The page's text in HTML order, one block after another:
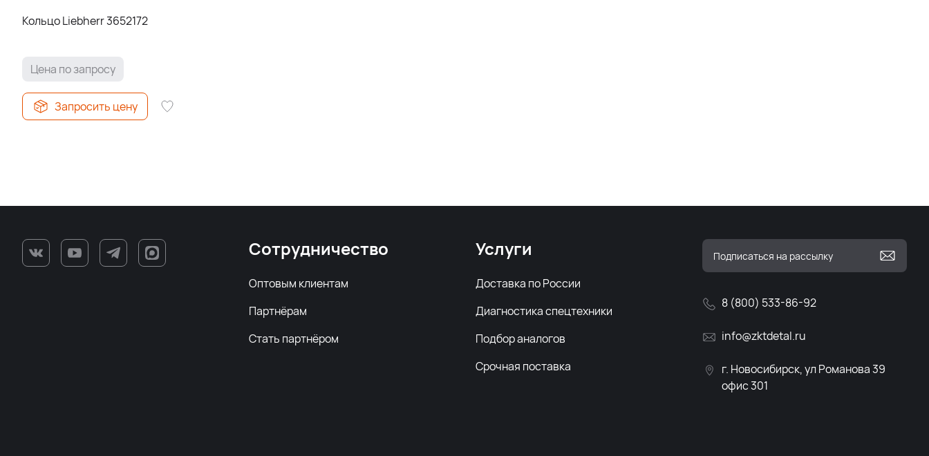
Кольцо Liebherr 3652172
Цена по запросу
Запросить цену
8 (800) 533-86-92
info@zktdetal.ru
г. Новосибирск, ул Романова 39
офис 301
Сотрудничество
Оптовым клиентам
Партнёрам
Стать партнёром
Услуги
Доставка по России
Диагностика спецтехники
Подбор аналогов
Срочная поставка